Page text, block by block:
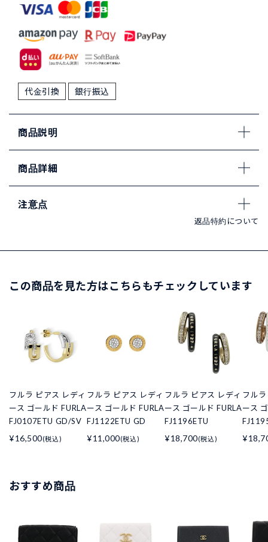
代金引換 銀行振込
商品説明
商品詳細
注意点
返品特約について
この商品を見た方はこちらもチェックしています
フルラ ピアス レディ
ース ゴールド FURLA
FJ0107ETU GD/SV
¥16,500(税込)
フルラ ピアス レディ
ース ゴールド FURLA
FJ1122ETU GD
¥11,000(税込)
フルラ ピアス レディ
ース ゴールド FURLA
FJ1196ETU
¥18,700(税込)
フル
ース
おすすめ商品